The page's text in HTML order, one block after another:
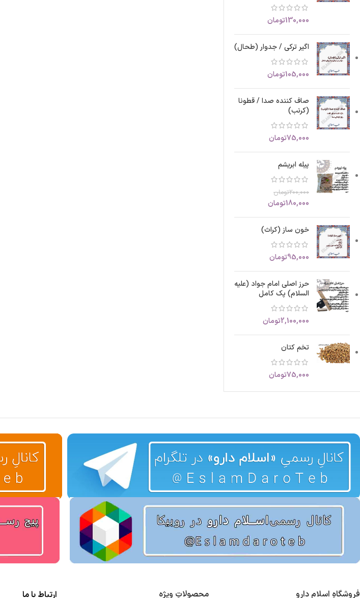
130,000تومان
اگیر ترکی / جدوار (طحال)
105,000تومان
صاف کننده صدا / قطونا
(کرنب)
75,000تومان
پیله ابریشم
200,000تومان
180,000تومان
خون ساز (کراث)
95,000تومان
حرز اصلی امام جواد (علیه
السلام) پک کامل
2,100,000تومان
تخم کتان
75,000تومان
فروشگاهِ اسلام دارو محصولاتِ ویژه ارتباط با ما